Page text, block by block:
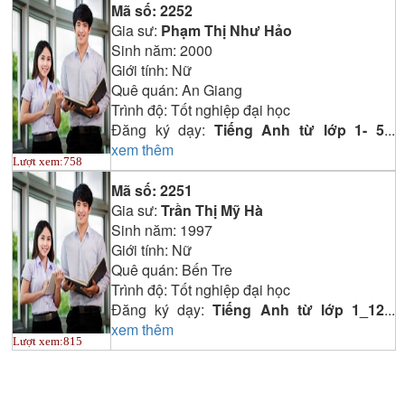
Lượt xem:758
Mã số: 2252
Gia sư: Phạm Thị Như Hảo
Sinh năm: 2000
Giới tính: Nữ
Quê quán: An Giang
Trình độ: Tốt nghiệp đại học
Đăng ký dạy: Tiếng Anh từ lớp 1- 5...
xem thêm
Lượt xem:815
Mã số: 2251
Gia sư: Trần Thị Mỹ Hà
Sinh năm: 1997
Giới tính: Nữ
Quê quán: Bến Tre
Trình độ: Tốt nghiệp đại học
Đăng ký dạy:Tiếng Anh từ lớp 1_12...
xem thêm